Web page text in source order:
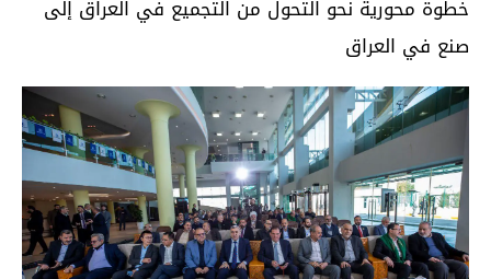
خطوة محورية نحو التحول من التجميع في العراق إلى
صنع في العراق